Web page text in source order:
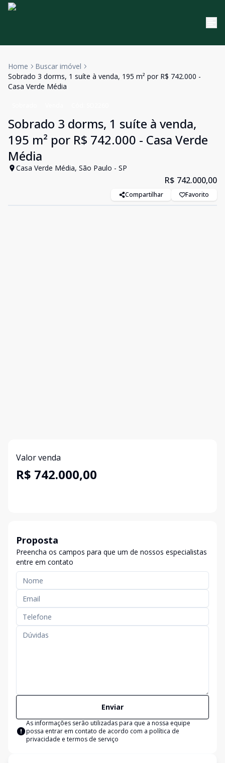
Home
Buscar imóvel
Sobrado 3 dorms, 1 suíte à venda, 195 m² por R$ 742.000 -
Casa Verde Média
Sobrado 3 dorms, 1 suíte à venda,
195 m² por R$ 742.000 - Casa Verde
Média
Casa Verde Média, São Paulo - SP
R$ 742.000,00
Compartilhar Favorito
Valor venda
R$ 742.000,00
Proposta
Preencha os campos para que um de nossos especialistas
entre em contato
Enviar
As informações serão utilizadas para que a nossa equipe
possa entrar em contato de acordo com a política de
privacidade e termos de serviço